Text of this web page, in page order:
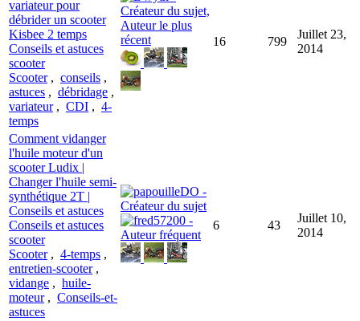
variateur pour
débrider un scooter
Kisbee 2 temps
Conseils et astuces
scooter
Scooter, conseils ,
astuces , débridage ,
variateur, CDI , 4-
temps
16 799
Juillet 23,
2014
Comment vidanger
l'huile moteur d'un
scooter Ludix |
Changer l'huile semi-
synthétique 2T |
Conseils et astuces
Conseils et astuces
scooter
Scooter, 4-temps ,
entretien-scooter,
vidange , huile-
moteur, Conseils-et-
astuces
6 43
Juillet 10,
2014